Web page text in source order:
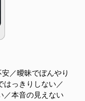
／曖昧でぼんやり
はっきりしない／
／本音の見えない